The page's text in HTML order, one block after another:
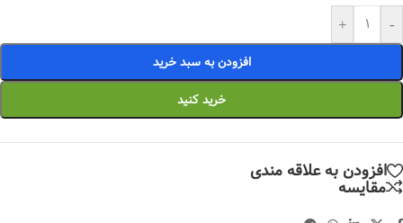
-
+
افزودن به سبد خرید
خرید کنید
افزودن به علاقه مندی
مقایسه